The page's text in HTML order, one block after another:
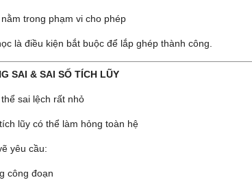
trong phạm vi cho phép
là điều kiện bắt buộc để lắp ghép thành công.
SAI & SAI SỐ TÍCH LŨY
sai lệch rất nhỏ
lũy có thể làm hỏng toàn hệ
yêu cầu:
công đoạn